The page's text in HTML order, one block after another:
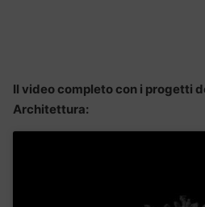
Il video completo con i progetti
Architettura: